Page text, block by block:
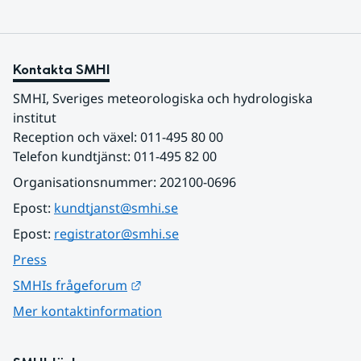
Kontakta SMHI
SMHI, Sveriges meteorologiska och hydrologiska
institut
Reception och växel: 011-495 80 00
Telefon kundtjänst: 011-495 82 00
Organisationsnummer: 202100-0696
Epost: kundtjanst@smhi.se
Epost: registrator@smhi.se
Press
SMHIs frågeforum
Mer kontaktinformation